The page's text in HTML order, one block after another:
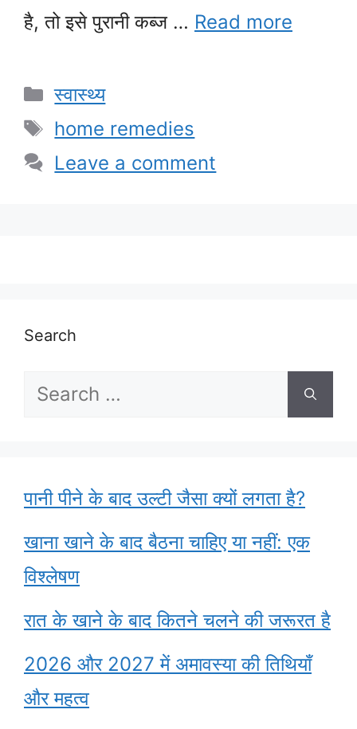
है, तो इसे पुरानी कब्ज … Read more
Categories
स्वास्थ्य
Tags
home remedies
Leave a comment
Search
Search
पानी पीने के बाद उल्टी जैसा क्यों लगता है?
खाना खाने के बाद बैठना चाहिए या नहीं: एक
विश्लेषण
रात के खाने के बाद कितने चलने की जरूरत है
2026 और 2027 में अमावस्या की तिथियाँ
और महत्व